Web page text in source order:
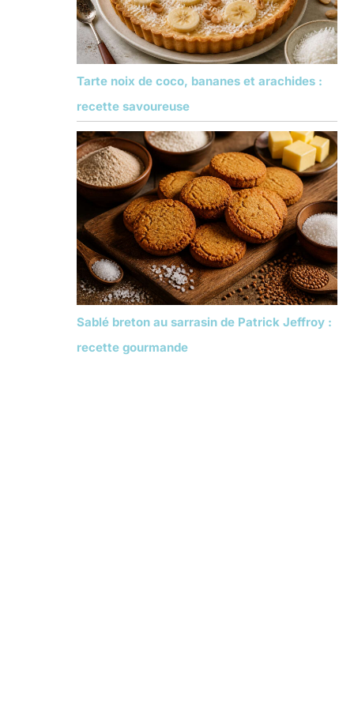
Tarte noix de coco, bananes et arachides :
recette savoureuse
Sablé breton au sarrasin de Patrick Jeffroy :
recette gourmande